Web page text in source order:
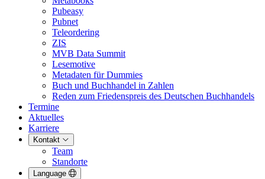
Pubeasy
Pubnet
Teleordering
ZIS
MVB Data Summit
Lesemotive
Metadaten für Dummies
Buch und Buchhandel in Zahlen
Reden zum Friedenspreis des Deutschen Buchhandels
Termine
Aktuelles
Karriere
Kontakt
Team
Standorte
Language